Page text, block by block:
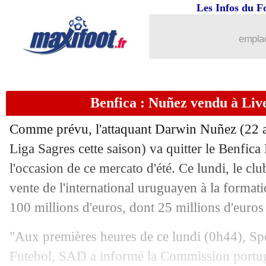
Les Infos du
Benfica : Nuñez vendu à
Comme prévu, l'attaquant Darwin Nuñez (22
Liga Sagres cette saison) va quitter le
l'occasion de ce mercato d'été. Ce lundi, le
vente de l'international uruguayen à la
100 millions d'euros, dont 25 millions d'euros
"Aux premières heures de ce lundi (0h44),
Futebol, SAD a informé la Commission
LAFC: Chiellini, c'est fait (officiel)
13/06 PSG
13/06 PHOTO: les larmes de Marcelo
13/06 Chelsea : Gilmour prolongé (officiel)
13/06 IFAB : les 5 changements définitifs
13/06 Liverpool: Salah dément la rivalité
13/06 Man Utd : Rashford a décidé de rester